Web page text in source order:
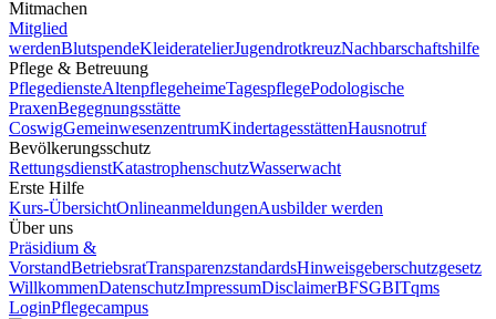
Mitmachen
Mitglied
werdenBlutspendeKleideratelierJugendrotkreuzNachbarschaftshilfe
Pflege & Betreuung
PflegediensteAltenpflegeheimeTagespflegePodologische
PraxenBegegnungsstätte
CoswigGemeinwesenzentrumKindertagesstättenHausnotruf
Bevölkerungsschutz
RettungsdienstKatastrophenschutzWasserwacht
Erste Hilfe
Kurs-ÜbersichtOnlineanmeldungenAusbilder werden
Über uns
Präsidium &
VorstandBetriebsratTransparenzstandardsHinweisgeberschutzgesetz
WillkommenDatenschutzImpressumDisclaimerBFSGBITqms
LoginPflegecampus